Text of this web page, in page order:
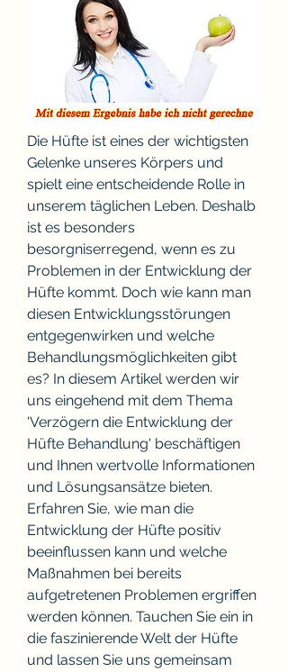
Die Hüfte ist eines der wichtigsten
Gelenke unseres Körpers und
spielt eine entscheidende Rolle in
unserem täglichen Leben. Deshalb
ist es besonders
besorgniserregend, wenn es zu
Problemen in der Entwicklung der
Hüfte kommt. Doch wie kann man
diesen Entwicklungsstörungen
entgegenwirken und welche
Behandlungsmöglichkeiten gibt
es? In diesem Artikel werden wir
uns eingehend mit dem Thema
'Verzögern die Entwicklung der
Hüfte Behandlung' beschäftigen
und Ihnen wertvolle Informationen
und Lösungsansätze bieten.
Erfahren Sie, wie man die
Entwicklung der Hüfte positiv
beeinflussen kann und welche
Maßnahmen bei bereits
aufgetretenen Problemen ergriffen
werden können. Tauchen Sie ein in
die faszinierende Welt der Hüfte
und lassen Sie uns gemeinsam